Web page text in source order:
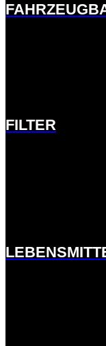
FILTER